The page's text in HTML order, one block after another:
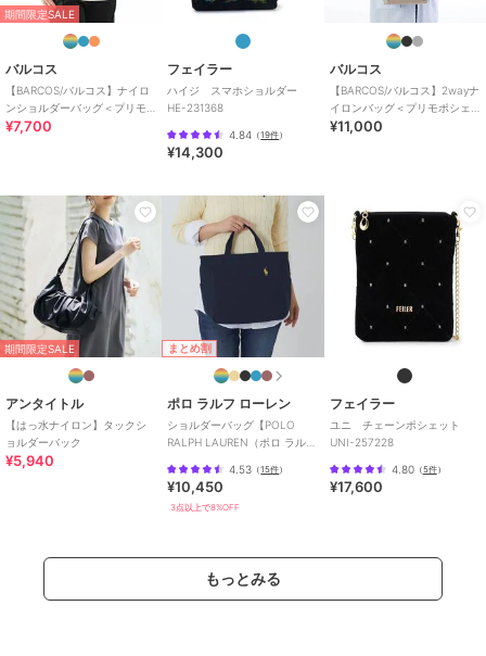
期間限定SALE
バルコス
【BARCOS/バルコス】ナイロ
ンショルダーバッグ＜プリモ
ショルダー＞
¥7,700
フェイラー
ハイジ スマホショルダー
HE-231368
4.84 （19件）
¥14,300
バルコス
【BARCOS/バルコス】2wayナ
イロンバッグ＜プリモポシェ
ット＞口金タイプ
¥11,000
期間限定SALE
アンタイトル
【はっ水ナイロン】タックシ
ョルダーバック
¥5,940
まとめ割
ポロ ラルフ ローレン
ショルダーバッグ【POLO
RALPH LAUREN（ポロ ラルフ
4.53 （15件）
¥10,450
3点以上で8%OFF
フェイラー
ユニ チェーンポシェット
UNI-257228
4.80（5件）
¥17,600
もっとみる